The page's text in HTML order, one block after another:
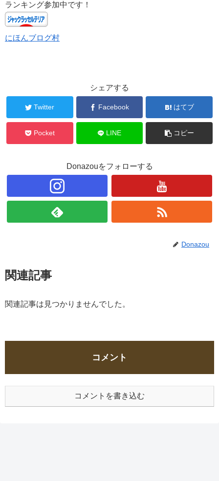
ランキング参加中です！
にほんブログ村
シェアする
Twitter Facebook はてブ
Pocket LINE コピー
Donazouをフォローする
Donazou
関連記事
関連記事は見つかりませんでした。
コメント
コメントを書き込む